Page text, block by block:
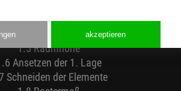
Anschlussbewehrung
Einmessen der Wand
1.5 Raumhöhe
Ansetzen der 1. Lage
Schneiden der Elemente
akzeptieren